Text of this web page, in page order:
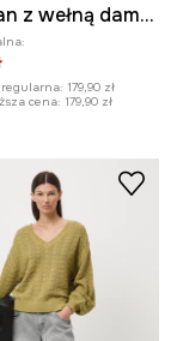
Kardigan z wełną damskie z falbanką
179,90 zł
cena: 179,90 zł